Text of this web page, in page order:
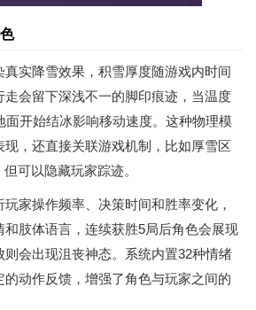
实降雪效果，积雪厚度随游戏内时间
会留下深浅不一的脚印痕迹，当温度
面开始结冰影响移动速度。这种物理模
，还直接关联游戏机制，比如厚雪区
可以隐藏玩家踪迹。
家操作频率、决策时间和胜率变化，
肢体语言，连续获胜5局后角色会展现
则会出现沮丧神态。系统内置32种情绪
动作反馈，增强了角色与玩家之间的